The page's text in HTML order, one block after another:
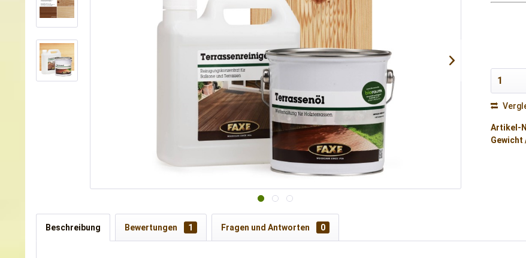
Artikel-
Gewicht
Beschreibung Bewertungen 1 Fragen und Antworten 0